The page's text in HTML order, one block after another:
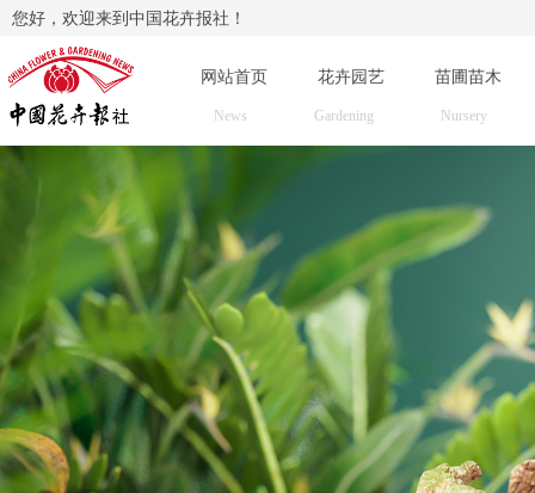
您好，欢迎来到中国花卉报社！
网站首页 花卉园艺 苗圃苗木
News Gardening Nursery